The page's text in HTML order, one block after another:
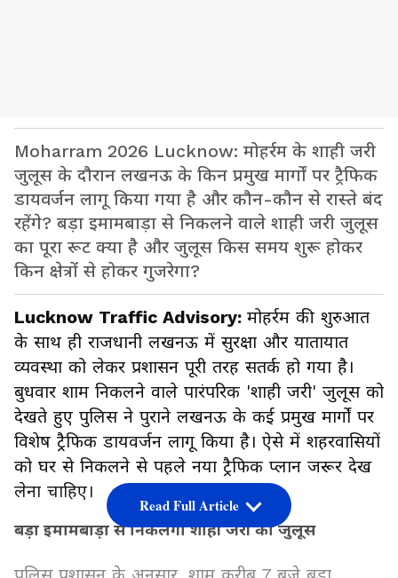
Moharram 2026 Lucknow: मोहर्रम के शाही जरी
जुलूस के दौरान लखनऊ के किन प्रमुख मार्गों पर ट्रैफिक
डायवर्जन लागू किया गया है और कौन-कौन से रास्ते बंद
रहेंगे? बड़ा इमामबाड़ा से निकलने वाले शाही जरी जुलूस
का पूरा रूट क्या है और जुलूस किस समय शुरू होकर
किन क्षेत्रों से होकर गुजरेगा?
Lucknow Traffic Advisory: मोहर्रम की शुरुआत
के साथ ही राजधानी लखनऊ में सुरक्षा और यातायात
व्यवस्था को लेकर प्रशासन पूरी तरह सतर्क हो गया है।
बुधवार शाम निकलने वाले पारंपरिक 'शाही जरी' जुलूस को
देखते हुए पुलिस ने पुराने लखनऊ के कई प्रमुख मार्गों पर
विशेष ट्रैफिक डायवर्जन लागू किया है। ऐसे में शहरवासियों
को घर से निकलने से पहले नया ट्रैफिक प्लान जरूर देख
लेना चाहिए।
बड़ा इमामबाड़ा से निकलेगा शाही जरी का जुलूस
Read Full Article